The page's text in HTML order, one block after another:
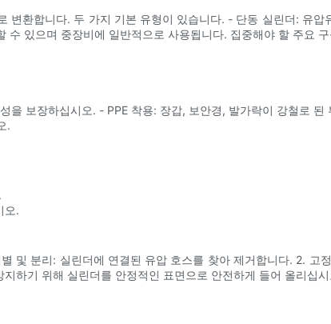
변환합니다. 두 가지 기본 유형이 있습니다. - 단동 실린더: 유
있으며 중장비에 일반적으로 사용됩니다. 집중해야 할 주요
보장하십시오. - PPE 착용: 장갑, 보안경, 발가락이 강철로
.
오.
및 분리: 실린더에 연결된 유압 호스를 찾아 제거합니다. 2. 고
하기 위해 실린더를 안정적인 표면으로 안전하게 들어 올리십시